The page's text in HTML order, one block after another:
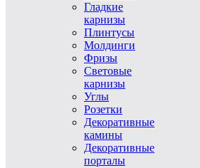
Гладкие
карнизы
Плинтусы
Молдинги
Фризы
Световые
карнизы
Углы
Розетки
Декоративные
камины
Декоративные
порталы